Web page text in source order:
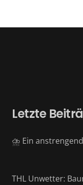
Letzte
⛈️ Ein
THL Unwetter: